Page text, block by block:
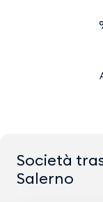
Società
Salerno